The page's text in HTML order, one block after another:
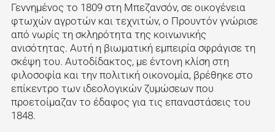
Γεννημένος το 1809 στη Μπεζανσόν, σε οικογένεια
φτωχών αγροτών και τεχνιτών, ο Προυντόν γνώρισε
από νωρίς τη σκληρότητα της κοινωνικής
ανισότητας. Αυτή η βιωματική εμπειρία σφράγισε τη
σκέψη του. Αυτοδίδακτος, με έντονη κλίση στη
φιλοσοφία και την πολιτική οικονομία, βρέθηκε στο
επίκεντρο των ιδεολογικών ζυμώσεων που
προετοίμαζαν το έδαφος για τις επαναστάσεις του
1848.